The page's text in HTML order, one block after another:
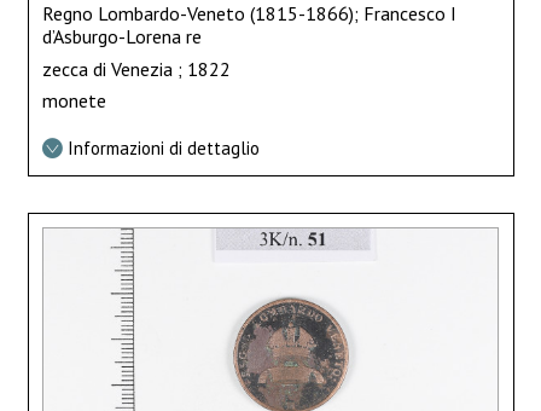
Regno Lombardo-Veneto (1815-1866); Francesco I
d’Asburgo-Lorena re
zecca di Venezia ; 1822
monete
Informazioni di dettaglio